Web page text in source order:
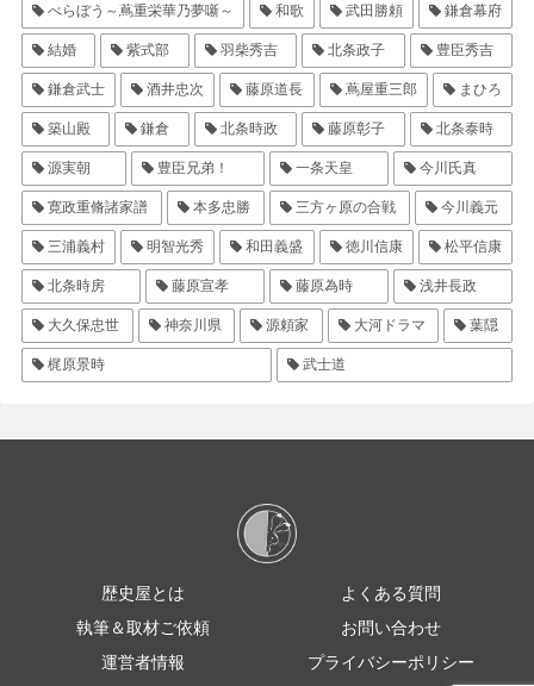
べらぼう～蔦重栄華乃夢噺～ 和歌 武田勝頼 鎌倉幕府
結婚 紫式部 羽柴秀吉 北条政子 豊臣秀吉
鎌倉武士 酒井忠次 藤原道長 蔦屋重三郎 まひろ
築山殿 鎌倉 北条時政 藤原彰子 北条泰時
源実朝 豊臣兄弟！ 一条天皇 今川氏真
寛政重脩諸家譜 本多忠勝 三方ヶ原の合戦 今川義元
三浦義村 明智光秀 和田義盛 徳川信康 松平信康
北条時房 藤原宣孝 藤原為時 浅井長政
大久保忠世 神奈川県 源頼家 大河ドラマ 葉隠
梶原景時 武士道
歴史屋とは
よくある質問
執筆＆取材ご依頼
お問い合わせ
運営者情報
プライバシーポリシー